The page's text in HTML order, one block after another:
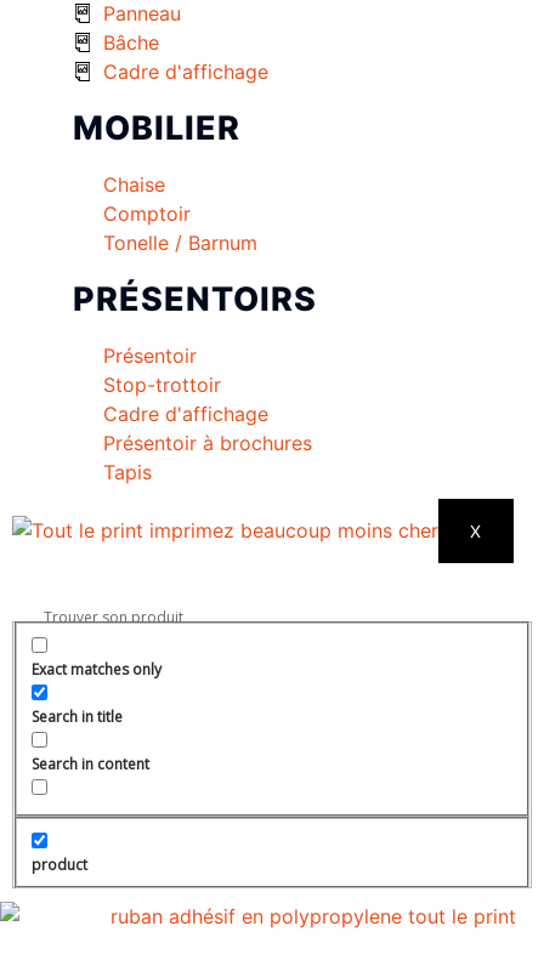
Panneau
Bâche
Cadre d'affichage
MOBILIER
Chaise
Comptoir
Tonelle / Barnum
PRÉSENTOIRS
Présentoir
Stop-trottoir
Cadre d'affichage
Présentoir à brochures
Tapis
X
Exact matches only
Search in title
Search in content
product